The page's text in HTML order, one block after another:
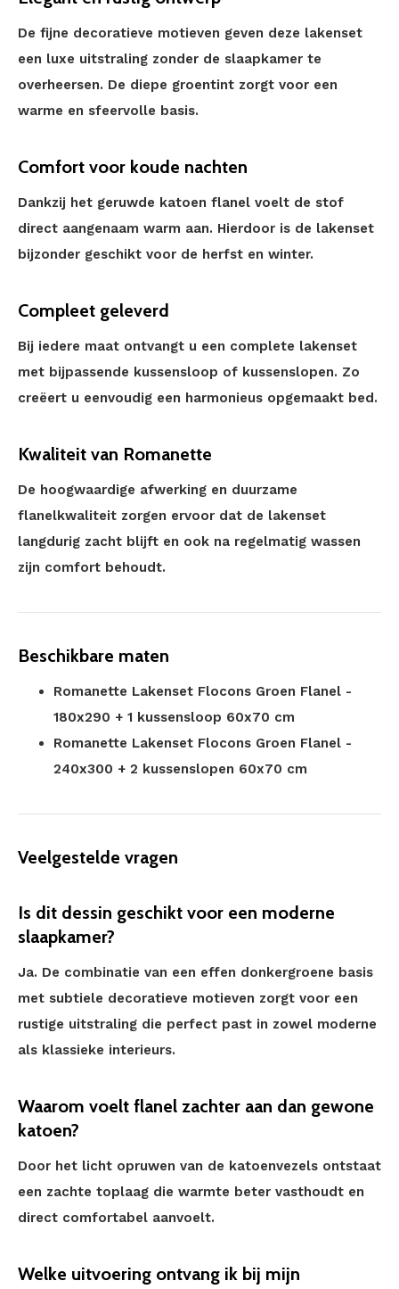
De fijne decoratieve motieven geven deze lakenset
een luxe uitstraling zonder de slaapkamer te
overheersen. De diepe groentint zorgt voor een
warme en sfeervolle basis.
Comfort voor koude nachten
Dankzij het geruwde katoen flanel voelt de stof
direct aangenaam warm aan. Hierdoor is de lakenset
bijzonder geschikt voor de herfst en winter.
Compleet geleverd
Bij iedere maat ontvangt u een complete lakenset
met bijpassende kussensloop of kussenslopen. Zo
creëert u eenvoudig een harmonieus opgemaakt bed.
Kwaliteit van Romanette
De hoogwaardige afwerking en duurzame
flanelkwaliteit zorgen ervoor dat de lakenset
langdurig zacht blijft en ook na regelmatig wassen
zijn comfort behoudt.
Beschikbare maten
Romanette Lakenset Flocons Groen Flanel -
180x290 + 1 kussensloop 60x70 cm
Romanette Lakenset Flocons Groen Flanel -
240x300 + 2 kussenslopen 60x70 cm
Veelgestelde vragen
Is dit dessin geschikt voor een moderne
slaapkamer?
Ja. De combinatie van een effen donkergroene basis
met subtiele decoratieve motieven zorgt voor een
rustige uitstraling die perfect past in zowel moderne
als klassieke interieurs.
Waarom voelt flanel zachter aan dan gewone
katoen?
Door het licht opruwen van de katoenvezels ontstaat
een zachte toplaag die warmte beter vasthoudt en
direct comfortabel aanvoelt.
Welke uitvoering ontvang ik bij mijn